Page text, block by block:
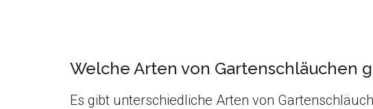
Welche Arten von Gartenschläuchen
Es gibt unterschiedliche Arten von